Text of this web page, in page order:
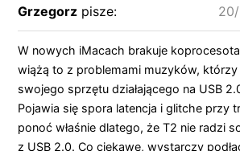
Grzegorz pisze:
W nowych iMacach brakuje
wiążą to z problemami muzyków,
swojego sprzętu działającego na USB
Pojawia się spora latencja i glitche przy
ponoć właśnie dlatego, że T2 nie radzi
z USB 2.0. Co ciekawe, wystarczy